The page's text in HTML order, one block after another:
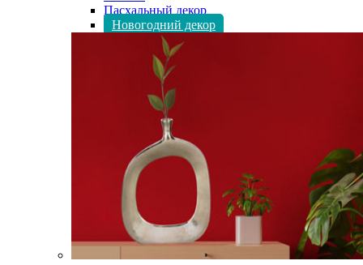
Пасхальный декор
Новогодний декор